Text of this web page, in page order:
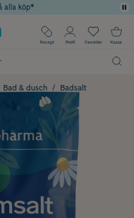
inom Skönhet
för 20% över 649kr
& hudterapeuter
alla köp*
Recept Profil Favoriter Kassa
Bad & dusch Badsalt